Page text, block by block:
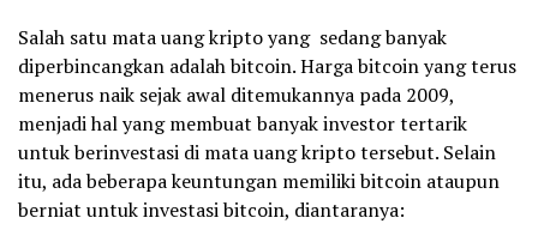
Salah satu mata uang kripto yang sedang banyak
diperbincangkan adalah bitcoin. Harga bitcoin yang terus
menerus naik sejak awal ditemukannya pada 2009,
menjadi hal yang membuat banyak investor tertarik
untuk berinvestasi di mata uang kripto tersebut. Selain
itu, ada beberapa keuntungan memiliki bitcoin ataupun
berniat untuk investasi bitcoin, diantaranya: